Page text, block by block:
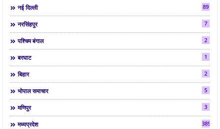
नई दिल्ली 89
नरसिंहपुर 7
पश्चिम बंगाल 2
बरघाट 1
बिहार 2
भोपाल समाचार 5
मणिपुर 3
मध्यप्रदेश 3892